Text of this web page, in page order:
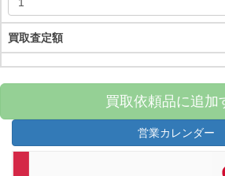
買取査定額
買取依頼品に追加
営業カレンダー